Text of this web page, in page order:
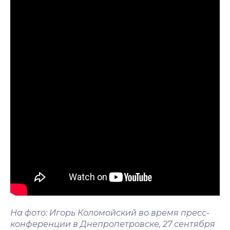
На фото: Игорь Коломойский во время пресс-
конференции в Днепропетровске, 27 сентября